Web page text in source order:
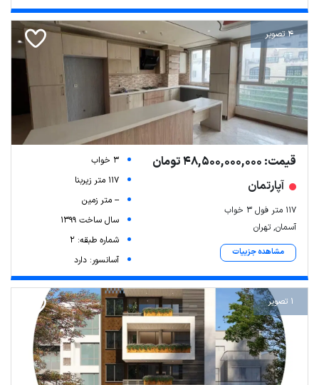
4 تصویر
قیمت: 48,500,000,000 تومان
آپارتمان
۱۱۷ متر فول ۳ خواب
آسمان, تهران
مشاهده جزییات
3 خواب
117 متر زیربنا
-- متر زمین
سال ساخت 1399
شماره طبقه: 2
آسانسور: دارد
1 تصویر